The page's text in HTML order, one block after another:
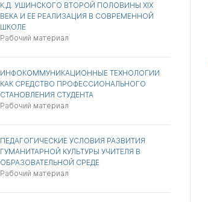
К.Д. УШИНСКОГО ВТОРОЙ ПОЛОВИНЫ XIX
ВЕКА И ЕЕ РЕАЛИЗАЦИЯ В СОВРЕМЕННОЙ
ШКОЛЕ
Рабочий материал
ИНФОКОММУНИКАЦИОННЫЕ ТЕХНОЛОГИИ
КАК СРЕДСТВО ПРОФЕССИОНАЛЬНОГО
СТАНОВЛЕНИЯ СТУДЕНТА
Рабочий материал
ПЕДАГОГИЧЕСКИЕ УСЛОВИЯ РАЗВИТИЯ
ГУМАНИТАРНОЙ КУЛЬТУРЫ УЧИТЕЛЯ В
ОБРАЗОВАТЕЛЬНОЙ СРЕДЕ
Рабочий материал